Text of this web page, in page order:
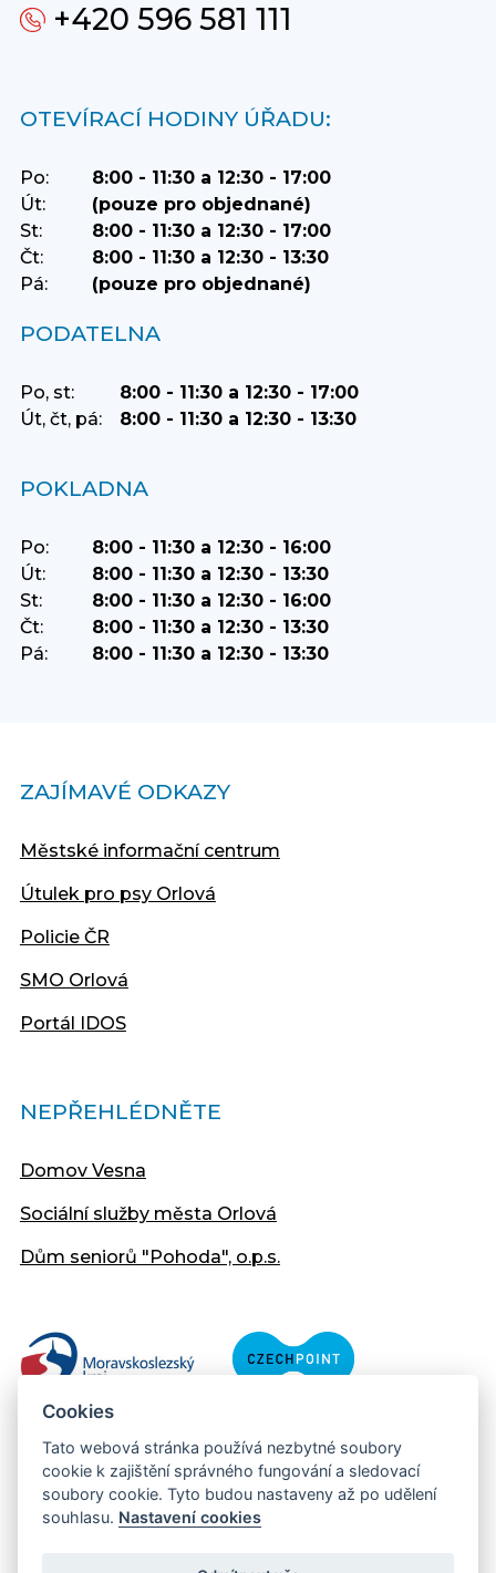
+420 596 581 111
OTEVÍRACÍ HODINY ÚŘADU:
Po:
8:00 - 11:30 a 12:30 - 17:00
Út:
(pouze pro objednané)
St:
8:00 - 11:30 a 12:30 - 17:00
Čt:
8:00 - 11:30 a 12:30 - 13:30
Pá:
(pouze pro objednané)
PODATELNA
Po, st:
8:00 - 11:30 a 12:30 - 17:00
Út, čt, pá:
8:00 - 11:30 a 12:30 - 13:30
POKLADNA
Po:
8:00 - 11:30 a 12:30 - 16:00
Út:
8:00 - 11:30 a 12:30 - 13:30
St:
8:00 - 11:30 a 12:30 - 16:00
Čt:
8:00 - 11:30 a 12:30 - 13:30
Pá:
8:00 - 11:30 a 12:30 - 13:30
ZAJÍMAVÉ ODKAZY
Městské informační centrum
Útulek pro psy Orlová
Policie ČR
SMO Orlová
Portál IDOS
NEPŘEHLÉDNĚTE
Domov Vesna
Sociální služby města Orlová
Dům seniorů "Pohoda", o.p.s.
Copyright © 2013 - 2026 Městský úřad Orlová
Cookies
Tato webová stránka používá nezbytné soubory
cookie k zajištění správného fungování a sledovací
soubory cookie. Tyto budou nastaveny až po udělení
souhlasu. Nastavení cookies